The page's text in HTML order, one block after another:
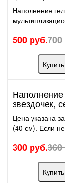
Наполнение
500 руб.700
Купить
звездочек,
Цена указана
(40 см). Если
300 руб.360
Купить